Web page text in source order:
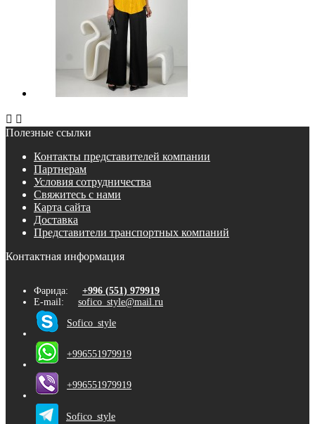
 
Полезные ссылки
Контакты представителей компании
Партнерам
Условия сотрудничества
Свяжитесь с нами
Карта сайта
Доставка
Представители транспортных компаний
Контактная информация
Фарида: +996 (551) 979919
E-mail: sofico_style@mail.ru
Sofico_style
+996551979919
+996551979919
Sofico_style